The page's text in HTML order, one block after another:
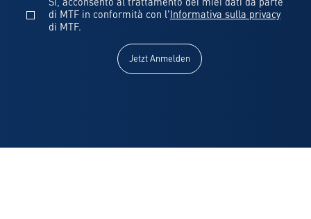
Sì, acconsento al trattamento dei miei dati da parte
di MTF in conformità con l' Informativa sulla privacy
di MTF.
Jetzt Anmelden